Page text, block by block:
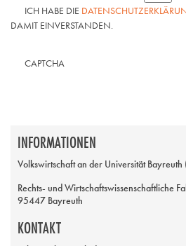
INFORMATIONEN
Volkswirtschaft an der Universität Bayreuth
Rechts- und Wirtschaftswissenschaftliche
95447 Bayreuth
KONTAKT
ICH HABE DIE
DAMIT EINVERSTANDEN.
CAPTCHA